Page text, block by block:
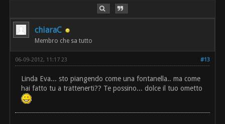
chiaraC
Membro che sa tutto
#13
06-09-2012, 11:17 23
Linda Eva... sto piangendo come una fontanella.. ma come
hai fatto tu a trattenerti?? Te possino... dolce il tuo ometto